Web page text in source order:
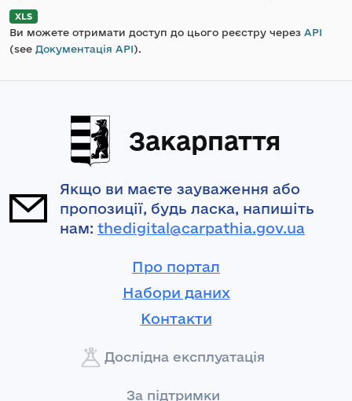
XLS
Ви можете отримати доступ до цього реєстру через API
(see Документація API).
Закарпаття
Якщо ви маєте зауваження або
пропозиції, будь ласка, напишіть
нам: thedigital@carpathia.gov.ua
Про портал
Набори даних
Контакти
Дослідна експлуатація
За підтримки